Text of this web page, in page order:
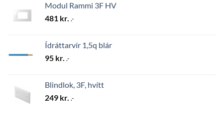
Modul Rammi 3F HV
481 kr. .-
Ídráttarvír 1,5q blár
95 kr. .-
Blindlok, 3F, hvítt
249 kr. .-